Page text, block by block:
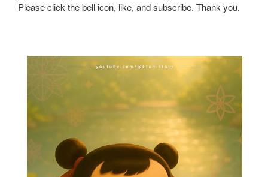
Please click the bell icon, like, and subscribe. Thank you.